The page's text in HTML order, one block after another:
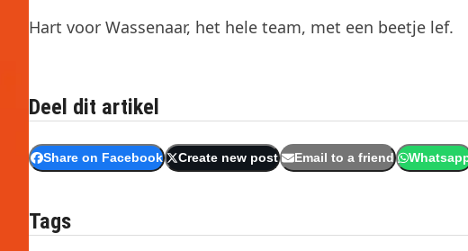
Hart voor Wassenaar, het hele team, met een beetje lef.
Deel dit artikel
Share on Facebook Create new post Email to a friend
Tags